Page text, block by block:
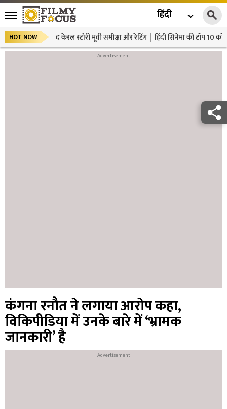
हिंदी
HOT NOW द केरल स्टोरी मूवी समीक्षा और रेटिंग हिंदी सिनेमा की टॉप 10
कंगना रनौत ने लगाया आरोप कहा,
विकिपीडिया में उनके बारे में ‘भ्रामक
जानकारी’ है